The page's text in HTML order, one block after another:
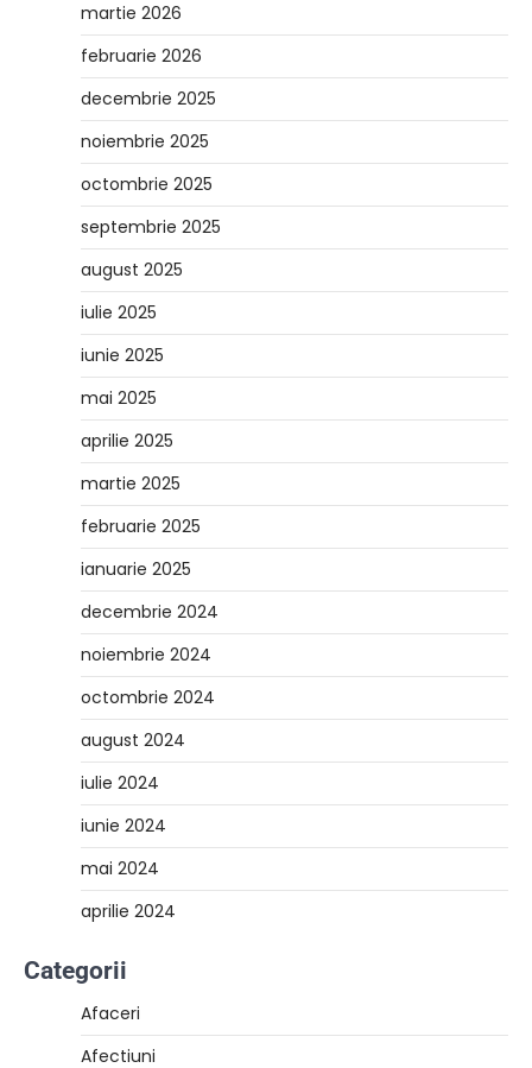
martie 2026
februarie 2026
decembrie 2025
noiembrie 2025
octombrie 2025
septembrie 2025
august 2025
iulie 2025
iunie 2025
mai 2025
aprilie 2025
martie 2025
februarie 2025
ianuarie 2025
decembrie 2024
noiembrie 2024
octombrie 2024
august 2024
iulie 2024
iunie 2024
mai 2024
aprilie 2024
Categorii
Afaceri
Afectiuni